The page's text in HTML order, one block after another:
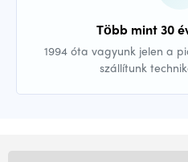
Több mint 30
1994 óta vagyunk jelen a
szállítunk